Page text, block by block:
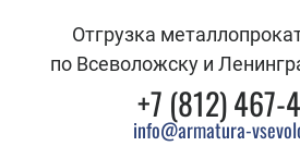
Отгрузка
по Всеволожску и
+7 (812) 467-
info@armatura-